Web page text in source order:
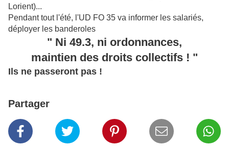
Lorient)...
Pendant tout l'été, l'UD FO 35 va informer les salariés,
déployer les banderoles
" Ni 49.3, ni ordonnances,
maintien des droits collectifs ! "
Ils ne passeront pas !
Partager